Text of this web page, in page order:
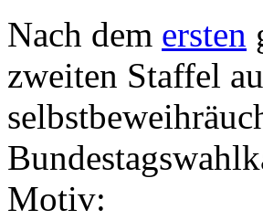
Nach dem ersten
zweiten Staffel
Motiv: